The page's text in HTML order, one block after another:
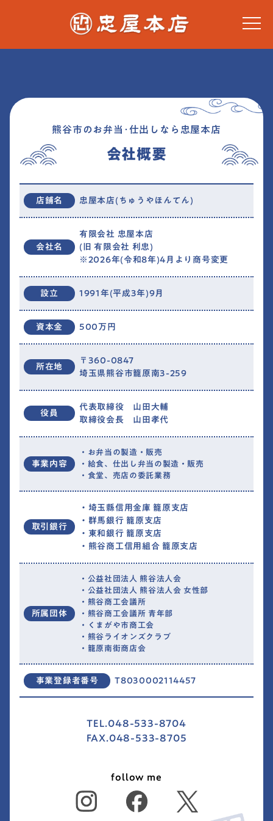
熊谷市のお弁当･仕出しなら忠屋本店
会社概要
店舗名 忠屋本店(ちゅうやほんてん)
会社名
有限会社 忠屋本店
(旧 有限会社 利忠)
※2026年(令和8年)4月より商号変更
設立 1991年(平成3年)9月
資本金 500万円
所在地
〒360-0847
埼玉県熊谷市籠原南3-259
役員
代表取締役 山田大輔
取締役会長 山田孝代
事業内容
・お弁当の製造・販売
・給食、仕出し弁当の製造・販売
・食堂、売店の委託業務
取引銀行
・埼玉縣信用金庫 籠原支店
・群馬銀行 籠原支店
・東和銀行 籠原支店
・熊谷商工信用組合 籠原支店
所属団体
・公益社団法人 熊谷法人会
・公益社団法人 熊谷法人会 女性部
・熊谷商工会議所
・熊谷商工会議所 青年部
・くまがや市商工会
・熊谷ライオンズクラブ
・籠原南街商店会
事業登録者番号 T8030002114457
TEL.048-533-8704
FAX.048-533-8705
follow me